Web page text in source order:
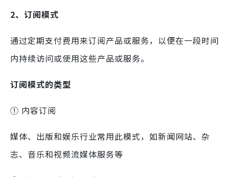
2、订阅模式
通过定期支付费用来订阅产品或服务，以便在一段时间
内持续访问或使用这些产品或服务。
订阅模式的类型
① 内容订阅
媒体、出版和娱乐行业常用此模式，如新闻网站、杂
志、音乐和视频流媒体服务等